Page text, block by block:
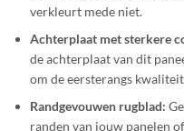
verkleurt mede niet.
Achterplaat met sterkere
de achterplaat van dit
om de eersterangs
Randgevouwen rugblad:
randen van jouw panelen